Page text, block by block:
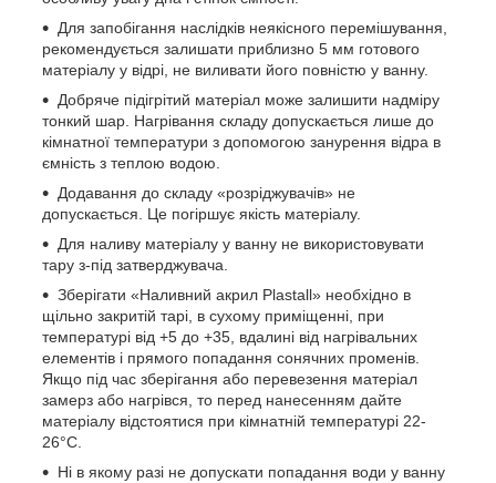
Для запобігання наслідків неякісного перемішування,
рекомендується залишати приблизно 5 мм готового
матеріалу у відрі, не виливати його повністю у ванну.
Добряче підігрітий матеріал може залишити надміру
тонкий шар. Нагрівання складу допускається лише до
кімнатної температури з допомогою занурення відра в
ємність з теплою водою.
Додавання до складу «розріджувачів» не
допускається. Це погіршує якість матеріалу.
Для наливу матеріалу у ванну не використовувати
тару з-під затверджувача.
Зберігати «Наливний акрил Plastall» необхідно в
щільно закритій тарі, в сухому приміщенні, при
температурі від +5 до +35, вдалині від нагрівальних
елементів і прямого попадання сонячних променів.
Якщо під час зберігання або перевезення матеріал
замерз або нагрівся, то перед нанесенням дайте
матеріалу відстоятися при кімнатній температурі 22-
26°C.
Ні в якому разі не допускати попадання води у ванну